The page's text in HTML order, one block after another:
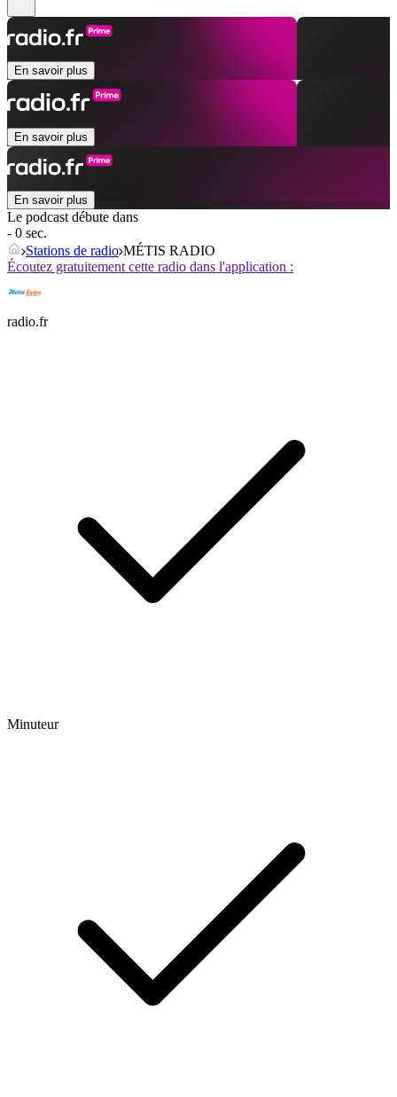
En savoir plus
En savoir plus
En savoir plus
Le podcast débute dans
- 0 sec.
Stations de radio MÉTIS RADIO
Écoutez gratuitement cette radio dans l'application :
radio.fr
Minuteur